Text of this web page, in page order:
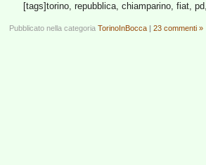
[tags]torino, repubblica, chiamparino, fiat,
Pubblicato nella categoria TorinoInBocca | 23 commenti »